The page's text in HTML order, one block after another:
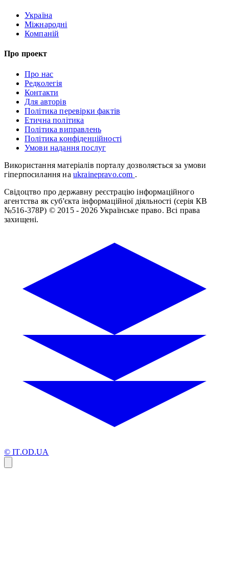
Україна
Міжнародні
Компаній
Про проект
Про нас
Редколегія
Контакти
Для авторів
Політика перевірки фактів
Етична політика
Політика виправлень
Політика конфіденційності
Умови надання послуг
Використання матеріалів порталу дозволяється за умови
гіперпосилання на ukrainepravo.com .
Свідоцтво про державну реєстрацію інформаційного
агентства як суб'єкта інформаційної діяльності (серія КВ
№516-378Р) © 2015 - 2026 Українське право. Всі права
захищені.
© IT.OD.UA